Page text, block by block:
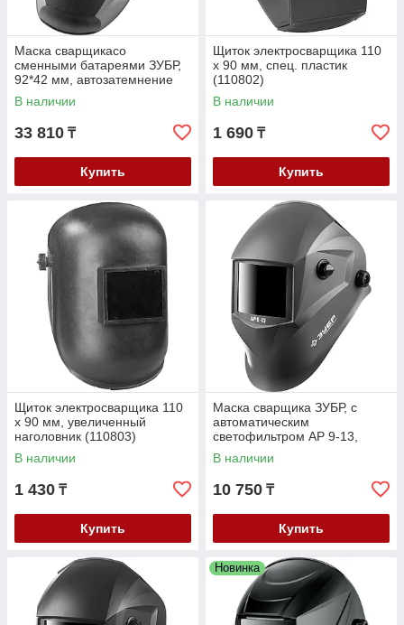
Маска сварщикасо
сменными батареями ЗУБР,
92*42 мм, автозатемнение
(11070)
В наличии
33 810 ₸
Купить
Щиток электросварщика 110
х 90 мм, спец. пластик
(110802)
В наличии
1 690 ₸
Купить
Щиток электросварщика 110
х 90 мм, увеличенный
наголовник (110803)
В наличии
1 430 ₸
Купить
Маска сварщика ЗУБР, с
автоматическим
светофильтром АР 9-13,
затемнение 4/9-13, серия
"Профессионал" (11073)
В наличии
10 750 ₸
Купить
Новинка